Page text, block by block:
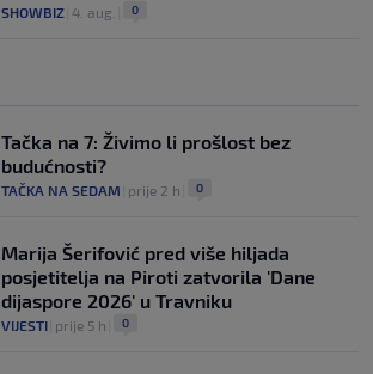
SHOWBIZ 4. aug. 0
Tačka na 7: Živimo li prošlost bez
budućnosti?
TAČKA NA SEDAM prije 2 h 0
Marija Šerifović pred više hiljada
posjetitelja na Piroti zatvorila 'Dane
dijaspore 2026' u Travniku
VIJESTI prije 5 h 0